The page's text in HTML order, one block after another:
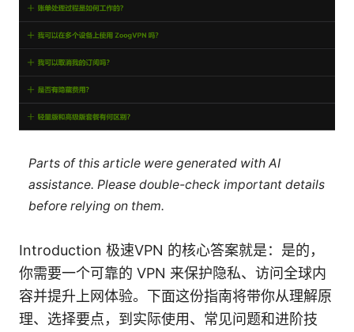
Parts of this article were generated with AI
assistance. Please double-check important details
before relying on them.
Introduction 极速VPN 的核心答案就是：是的，
你需要一个可靠的 VPN 来保护隐私、访问全球内
容并提升上网体验。下面这份指南将带你从理解原
理、选择要点，到实际使用、常见问题和进阶技